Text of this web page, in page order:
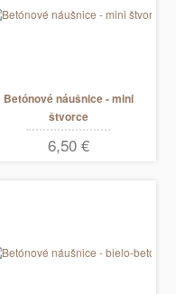
Betónové náušnice - mini
štvorce
6,50 €